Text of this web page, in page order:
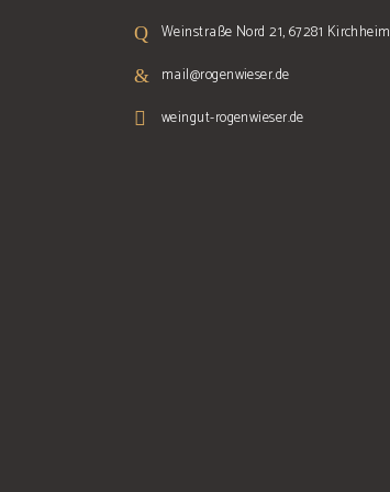
Weinstraße Nord 21, 67281 Kirchheim
mail@rogenwieser.de
weingut-rogenwieser.de